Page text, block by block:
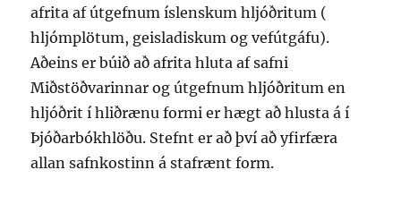
afrita af útgefnum íslenskum hljóðritum (
hljómplötum, geisladiskum og vefútgáfu).
Aðeins er búið að afrita hluta af safni
Miðstöðvarinnar og útgefnum hljóðritum en
hljóðrit í hliðrænu formi er hægt að hlusta á í
Þjóðarbókhlöðu. Stefnt er að því að yfirfæra
allan safnkostinn á stafrænt form.